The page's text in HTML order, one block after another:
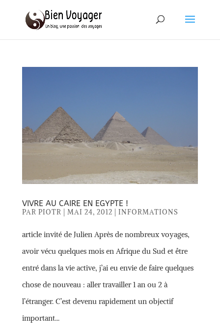
VIVRE AU CAIRE EN EGYPTE !
PAR PIOTR MAI 24, 2012 INFORMATIONS
article invité de Julien Après de nombreux voyages,
avoir vécu quelques mois en Afrique du Sud et être
entré dans la vie active, j’ai eu envie de faire quelques
chose de nouveau : aller travailler 1 an ou 2 à
l’étranger. C’est devenu rapidement un objectif
important...